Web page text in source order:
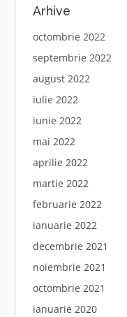
Arhive
octombrie 2022
septembrie 2022
august 2022
iulie 2022
iunie 2022
mai 2022
aprilie 2022
martie 2022
februarie 2022
ianuarie 2022
decembrie 2021
noiembrie 2021
octombrie 2021
ianuarie 2020